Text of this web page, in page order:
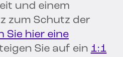
und einem
zum Schutz der
Sie hier eine
Sie auf ein 1:1